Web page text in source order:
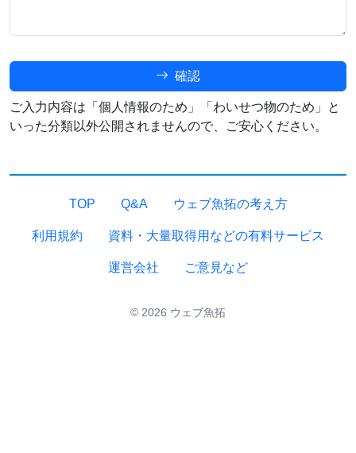
確認
ご入力内容は「個人情報のため」「わいせつ物のため」と
いった分類以外公開されませんので、ご安心ください。
TOP Q&A ウェブ魚拓の考え方
利用規約 資料・大量取得用などの有料サービス
運営会社 ご意見など
© 2026 ウェブ魚拓